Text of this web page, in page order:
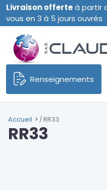
Livraison offerteà partir
vous en 3 à 5 jours ouvrés
Renseignements
Accueil RR33
RR33